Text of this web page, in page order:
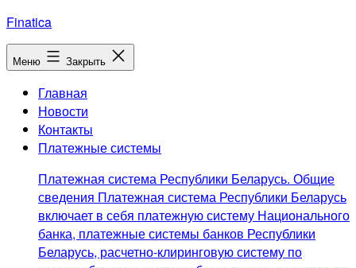
Перейти
к
содержимому
Finatica
Меню Закрыть
Главная
Новости
Контакты
Платежные системы
Платежная система Республики Беларусь. Общие
сведения Платежная система Республики Беларусь
включает в себя платежную систему Национального
банка, платежные системы банков Республики
Беларусь, расчетно-клиринговую систему по